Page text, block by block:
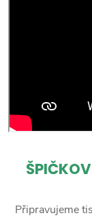
Připravujeme